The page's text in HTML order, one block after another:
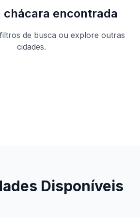
chácara encontrada
de busca ou explore outras
cidades.
Disponíveis